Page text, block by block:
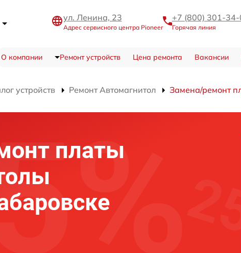
ул. Ленина, 23
Адрес сервисного центра Pioneer
+7 (800) 301-
Горячая линия
О компании Ремонт устройств Цена ремонта Вакансии
устройств Ремонт Автомагнитол Замена/ремонт
платы